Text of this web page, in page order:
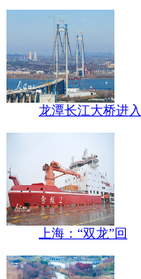
龙潭长江大桥进入
上海：“双龙”回